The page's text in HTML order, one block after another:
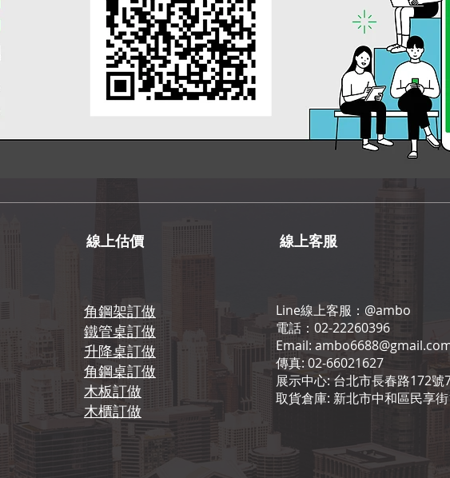
線上估價
角鋼架訂做
鐵管桌訂做
升降桌訂做
角鋼桌訂做
木板訂做
​木櫃訂做
線上客服
Line線上客服： @ambo
電話：02-22260396
Email:
傳真: 02-66021627
展示中心: 台北市長春路172號
取貨倉庫: 新北市中和區民享